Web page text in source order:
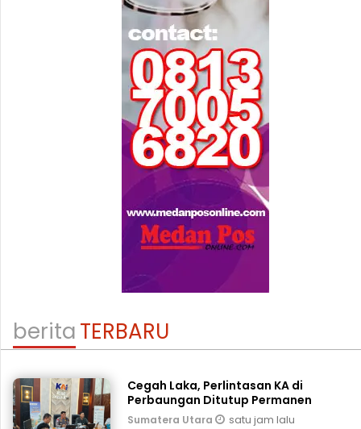
beritaTERBARU
Cegah Laka, Perlintasan KA di
Perbaungan Ditutup Permanen
Sumatera Utara satu jam lalu